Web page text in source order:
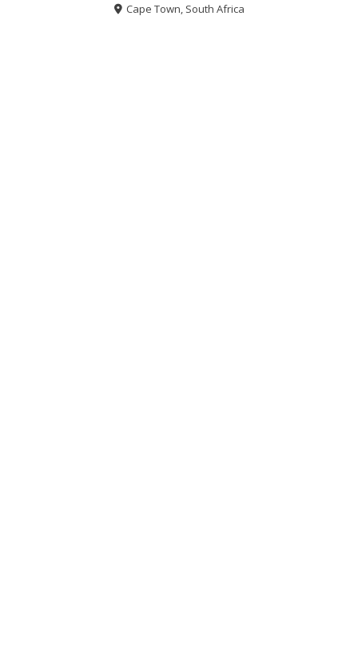
Cape Town, South Africa